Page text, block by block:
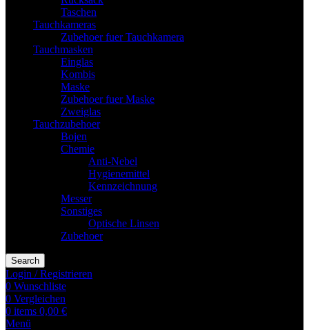
Taschen
Tauchkameras
Zubehoer fuer Tauchkamera
Tauchmasken
Einglas
Kombis
Maske
Zubehoer fuer Maske
Zweiglas
Tauchzubehoer
Bojen
Chemie
Anti-Nebel
Hygienemittel
Kennzeichnung
Messer
Sonstiges
Optische Linsen
Zubehoer
Search
Login / Registrieren
0 Wunschliste
0 Vergleichen
0 items 0,00 €
Menü